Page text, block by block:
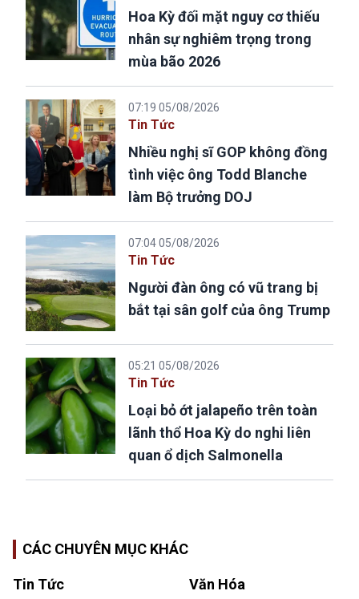
Hoa Kỳ đối mặt nguy cơ thiếu
nhân sự nghiêm trọng trong
mùa bão 2026
07:19 05/08/2026
Tin Tức
Nhiều nghị sĩ GOP không đồng
tình việc ông Todd Blanche
làm Bộ trưởng DOJ
07:04 05/08/2026
Tin Tức
Người đàn ông có vũ trang bị
bắt tại sân golf của ông Trump
05:21 05/08/2026
Tin Tức
Loại bỏ ớt jalapeño trên toàn
lãnh thổ Hoa Kỳ do nghi liên
quan ổ dịch Salmonella
CÁC CHUYÊN MỤC KHÁC
Tin Tức Văn Hóa